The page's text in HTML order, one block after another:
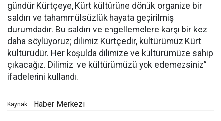
gündür Kürtçeye, Kürt kültürüne dönük organize bir
saldırı ve tahammülsüzlük hayata geçirilmiş
durumdadır. Bu saldırı ve engellemelere karşı bir kez
daha söylüyoruz; dilimiz Kürtçedir, kültürümüz Kürt
kültürüdür. Her koşulda dilimize ve kültürümüze sahip
çıkacağız. Dilimizi ve kültürümüzü yok edemezsiniz”
ifadelerini kullandı.
Kaynak: Haber Merkezi